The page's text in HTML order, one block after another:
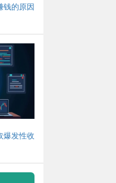
钱的原因
爆发性收